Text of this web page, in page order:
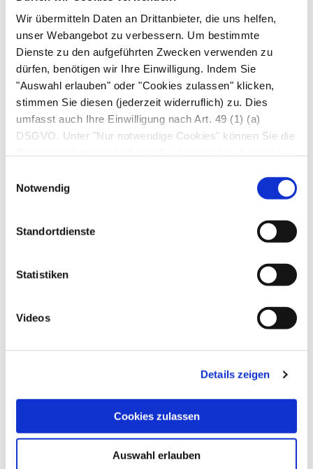
Wir übermitteln Daten an Drittanbieter, die uns helfen,
unser Webangebot zu verbessern. Um bestimmte
Dienste zu den aufgeführten Zwecken verwenden zu
dürfen, benötigen wir Ihre Einwilligung. Indem Sie
"Auswahl erlauben" oder "Cookies zulassen" klicken,
stimmen Sie diesen (jederzeit widerruflich) zu. Dies
umfasst auch Ihre Einwilligung nach Art. 49 (1) (a)
DSGVO. Unter "Nur notwendige Cookies" können Sie die
Notwendig
Standortdienste
Statistiken
Videos
Details zeigen
Cookies zulassen
Auswahl erlauben
verfügbaren Daten nicht abschätzbar):
Hautausschlag, Juckreiz
Treten Nebenwirkungen auf, sollte das
Arzneimittel abgesetzt und ein Arzt aufgesucht
werden.
Wenn Sie Nebenwirkungen bemerken, wenden
Sie sich an Ihren Arzt oder Apotheker. Dies gilt
auch für Nebenwirkungen, die nicht angegeben
Anwendung zusammen mit anderen
Informieren Sie Ihren Arzt oder Apotheker,
kürzlich andere Arzneimittel angewendet
Wechselwirkungen zwischen diesem und
anderen Mitteln sind nicht bekannt.
8. Gegenanzeigen
Das Arzneimittel darf nicht eingenommen